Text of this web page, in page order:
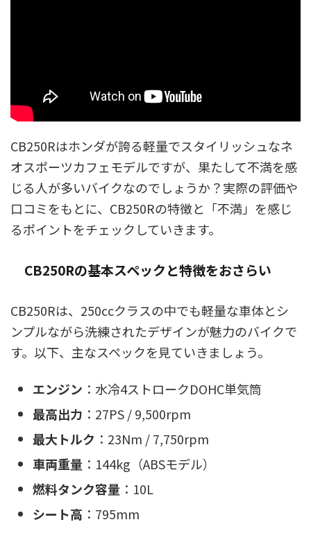
CB250Rはホンダが誇る軽量でスタイリッシュなネ
オスポーツカフェモデルですが、果たして不満を感
じる人が多いバイクなのでしょうか？実際の評価や
口コミをもとに、CB250Rの特徴と「不満」を感じ
るポイントをチェックしていきます。
CB250Rの基本スペックと特徴をおさらい
CB250Rは、250ccクラスの中でも軽量な車体とシ
ンプルながら洗練されたデザインが魅力のバイクで
す。以下、主なスペックを見ていきましょう。
エンジン ：水冷4ストロークDOHC単気筒
最高出力 ：27PS / 9,500rpm
最大トルク ：23Nm / 7,750rpm
車両重量 ：144kg（ABSモデル）
燃料タンク容量 ：10L
シート高 ：795mm